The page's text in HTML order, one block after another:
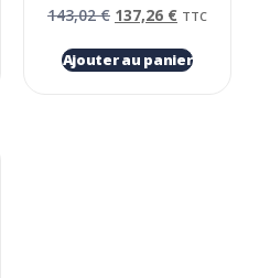
143,02€ 137,26 € TTC
Ajouter au panier